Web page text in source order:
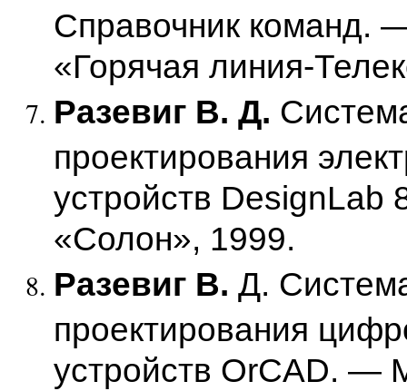
Справочник команд.
«Горячая линия-
Разевиг В. Д.
проектирования
устройств
«Солон», 1999.
Разевиг В. Д.
проектирования
устройств OrCAD. —